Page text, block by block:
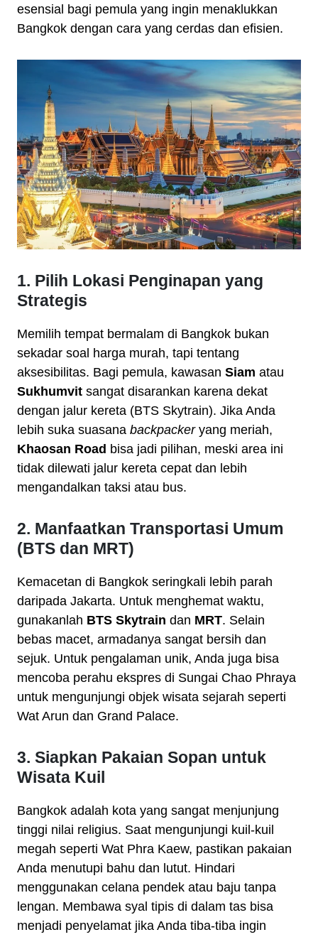
esensial bagi pemula yang ingin menaklukkan
Bangkok dengan cara yang cerdas dan efisien.
1. Pilih Lokasi Penginapan yang
Strategis
Memilih tempat bermalam di Bangkok bukan
sekadar soal harga murah, tapi tentang
aksesibilitas. Bagi pemula, kawasan Siam atau
Sukhumvit sangat disarankan karena dekat
dengan jalur kereta (BTS Skytrain). Jika Anda
lebih suka suasana backpackeryang meriah,
Khaosan Road bisa jadi pilihan, meski area ini
tidak dilewati jalur kereta cepat dan lebih
mengandalkan taksi atau bus.
2. Manfaatkan Transportasi Umum
(BTS dan MRT)
Kemacetan di Bangkok seringkali lebih parah
daripada Jakarta. Untuk menghemat waktu,
gunakanlah BTS Skytrain dan MRT. Selain
bebas macet, armadanya sangat bersih dan
sejuk. Untuk pengalaman unik, Anda juga bisa
mencoba perahu ekspres di Sungai Chao Phraya
untuk mengunjungi objek wisata sejarah seperti
Wat Arun dan Grand Palace.
3. Siapkan Pakaian Sopan untuk
Wisata Kuil
Bangkok adalah kota yang sangat menjunjung
tinggi nilai religius. Saat mengunjungi kuil-kuil
megah seperti Wat Phra Kaew, pastikan pakaian
Anda menutupi bahu dan lutut. Hindari
menggunakan celana pendek atau baju tanpa
lengan. Membawa syal tipis di dalam tas bisa
menjadi penyelamat jika Anda tiba-tiba ingin